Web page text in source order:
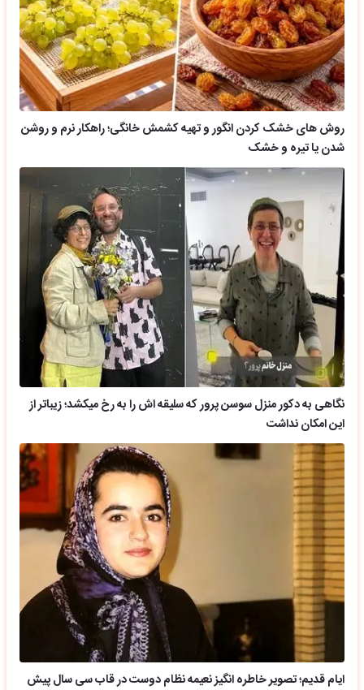
روش های خشک کردن انگور و تهیه کشمش خانگی؛ راهکار نرم و روشن
شدن یا تیره و خشک
نگاهی به دکور منزل سوسن پرور که سلیقه اش را به رخ میکشد؛ زیباتر از
این امکان نداشت
ایام قدیم؛ تصویر خاطره انگیز نعیمه نظام دوست در قاب سی سال پیش